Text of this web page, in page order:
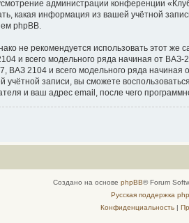
администрации конференции
какая информация из вашей учётной
phpBB.
рекомендуется использовать этот же
и всего модельного ряда начиная от ВАЗ-
ВАЗ 2104 и всего модельного ряда
записи, вы сможете
и ваш адрес email, после чего
Создано на основе phpBB® Forum
Русская поддержка
Конфиденциальность|